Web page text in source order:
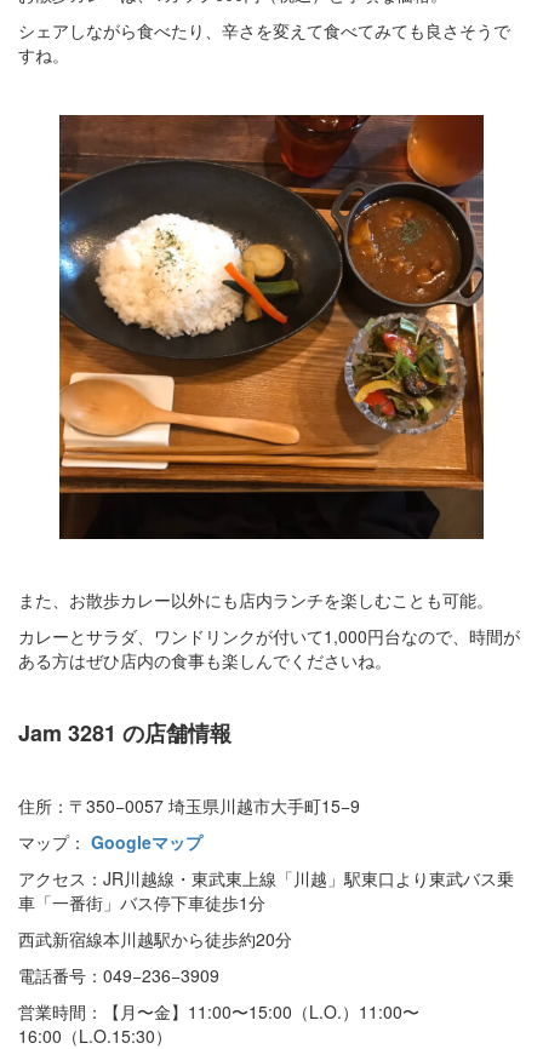
シェアしながら食べたり、辛さを変えて食べてみても良さそうで
すね。
また、お散歩カレー以外にも店内ランチを楽しむことも可能。
カレーとサラダ、ワンドリンクが付いて1,000円台なので、時間が
ある方はぜひ店内の食事も楽しんでくださいね。
Jam 3281 の店舗情報
住所：〒350−0057 埼玉県川越市大手町15−9
マップ： Googleマップ
アクセス：JR川越線・東武東上線「川越」駅東口より東武バス乗
車「一番街」バス停下車徒歩1分
西武新宿線本川越駅から徒歩約20分
電話番号：049−236−3909
営業時間：【月〜金】11:00〜15:00（L.O.）11:00〜
16:00（L.O.15:30）